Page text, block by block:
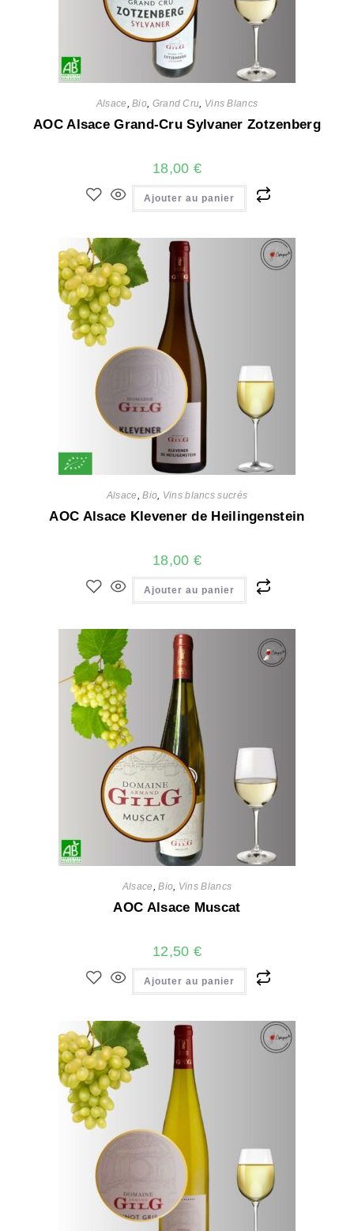
Alsace,Bio, Grand Cru, Vins Blancs
AOC Alsace Grand-Cru Sylvaner Zotzenberg
18,00 €
Ajouter au panier
Alsace ,Bio Vins blancs sucrés
AOC Alsace Klevener de Heilingenstein
18,00 €
Ajouter au panier
Alsace,Bio, Vins Blancs
AOC Alsace Muscat
12,50 €
Ajouter au panier